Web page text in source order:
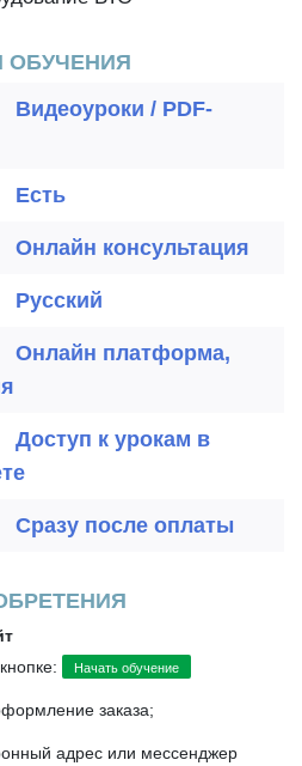
ОБУЧЕНИЯ
Видеоуроки / PDF-
Есть
Онлайн консультация
Русский
Онлайн платформа,
Доступ к урокам в
Сразу после оплаты
Начать обучение
заказа;
адрес или мессенджер